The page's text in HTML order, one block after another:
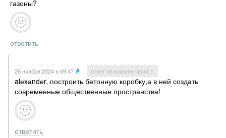
газоны?
ответить
26 ноября 2024в 09:47 # ответ на комментарий ↑
alеxаndеr, построить бетонную коробку,а в ней создать
современные общественные пространства!
ответить